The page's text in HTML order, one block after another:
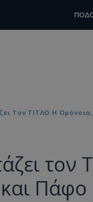
Τον ΤΙΤΛΟ Η
τον